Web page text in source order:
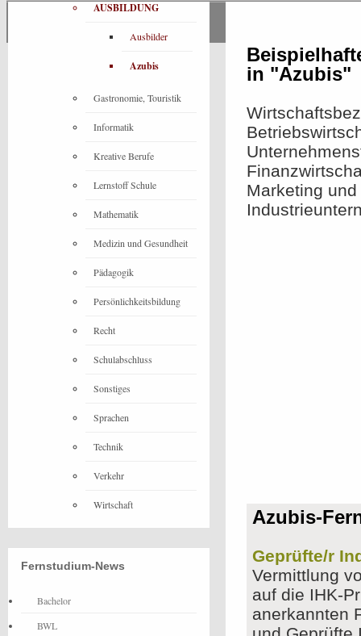
in "Azubis"
Marketing
Azubis-
Geprüfte/r
Vermittlung
auf die IHK-
anerkannten
AUSBILDUNG
Ausbilder
Azubis
Gastronomie, Touristik
Informatik
Kreative Berufe
Lernstoff Schule
Mathematik
Medizin und Gesundheit
Pädagogik
Persönlichkeitsbildung
Recht
Schulabschluss
Sonstiges
Sprachen
Technik
Verkehr
Wirtschaft
Fernstudium-News
Bachelor
BWL